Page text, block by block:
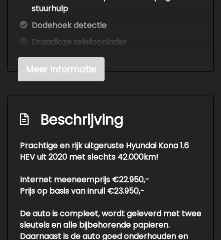
stuurhulp
Dodehoek detectie
Draadloze telefoonlader
Elektronisch stabiliteits programma
Hoofd airbag(s) achter
Multimedia scherm middel
Passagiersairbag
Rijstrooksensor met correctie
Schakelpaddles
Uitstap waarschuwing
Volledig digitaal instrumentenpaneel
Zij airbag(s) voor
Meer informatie
Beschrijving
Prachtige en rijk uitgeruste Hyundai Kona 1.6
HEV uit 2020 met slechts 42.000km!
Internet meeneemprijs €22.950,-
Prijs op basis van inruil €23.950,-
De auto is compleet, wordt geleverd met twee
sleutels en alle bijbehorende papieren.
Daarnaast is de auto goed onderhouden en